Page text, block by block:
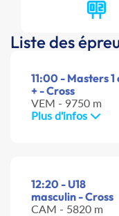
Liste des
11:00 - Masters 1
+ - Cross
VEM - 9750 m
Plus d'infos
12:20 - U18
masculin - Cross
CAM - 5820 m